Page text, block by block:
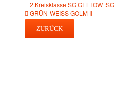
2.Kreisklasse SG GELTOW :SG
GRÜN-WEISS GOLM II –
01.10.2017
ZURÜCK